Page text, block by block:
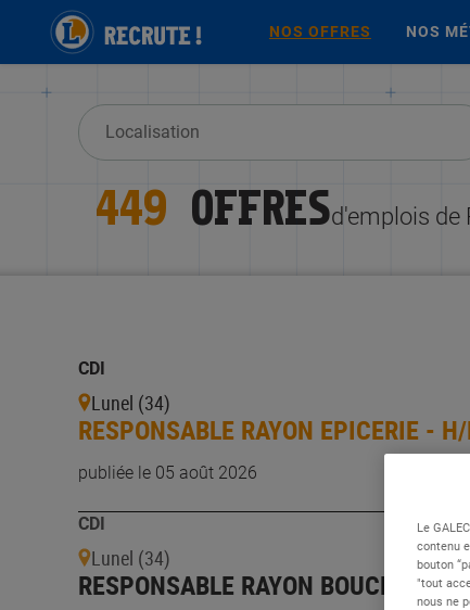
NOS OFFRES NOS
449 OFFRESd'emplois de
CDI
Lunel (34)
RESPONSABLE RAYON EPICERIE -
publiée le 05 août 2026
CDI
Lunel (34)
RESPONSABLE RAYON BOUCHERIE
Le
contenu
bouton
"tout
nous ne